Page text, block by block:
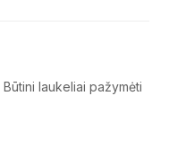
Būtini laukeliai pažymėti